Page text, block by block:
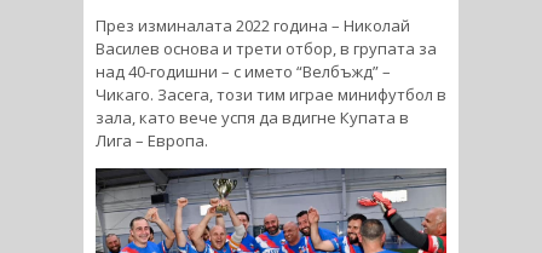
През изминалата 2022 година – Николай
Василев основа и трети отбор, в групата за
над 40-годишни – с името “Велбъжд” –
Чикаго. Засега, този тим играе минифутбол в
зала, като вече успя да вдигне Купата в
Лига – Европа.